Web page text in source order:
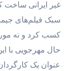
غیر ایرانی ساخت
سبک فیلم‌های
کسب کرد و نه
حال مهرجویی با